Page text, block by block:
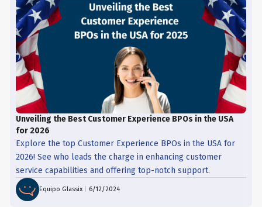
Unveiling the Best Customer Experience BPOs in the USA
for 2026
Explore the top Customer Experience BPOs in the USA for
2026! See who leads the charge in enhancing customer
service capabilities and offering top-notch support.
Equipo Glassix |6/12/2024